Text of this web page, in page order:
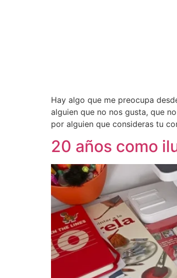
Hay algo que me preocupa
alguien que no nos gusta, que
por alguien que consideras tu
20 años como